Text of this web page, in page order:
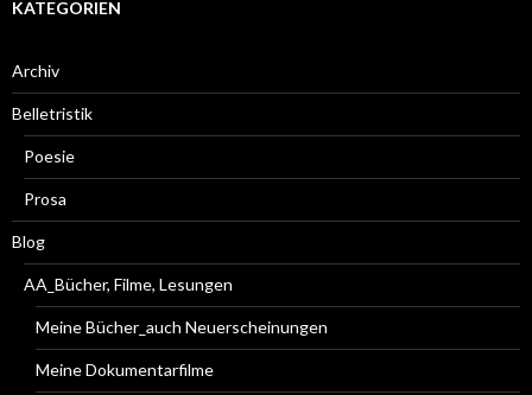
KATEGORIEN
Archiv
Belletristik
Poesie
Prosa
Blog
AA_Bücher, Filme, Lesungen
Meine Bücher_auch Neuerscheinungen
Meine Dokumentarfilme